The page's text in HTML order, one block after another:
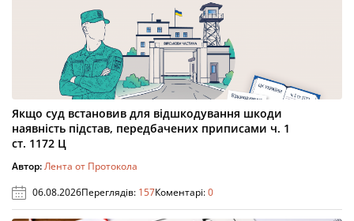
Якщо суд встановив для відшкодування шкоди
наявність підстав, передбачених приписами ч. 1
ст. 1172 Ц
Автор:Лента от Протокола
06.08.2026Переглядів: 157Коментарі:0